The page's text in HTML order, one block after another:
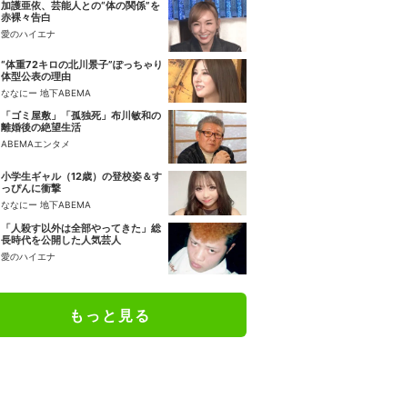
加護亜依、芸能人との“体の関係”を
赤裸々告白
愛のハイエナ
“体重72キロの北川景子”ぽっちゃり
体型公表の理由
ななにー 地下ABEMA
「ゴミ屋敷」「孤独死」布川敏和の
離婚後の絶望生活
ABEMAエンタメ
小学生ギャル（12歳）の登校姿＆す
っぴんに衝撃
ななにー 地下ABEMA
「人殺す以外は全部やってきた」総
長時代を公開した人気芸人
愛のハイエナ
もっと見る